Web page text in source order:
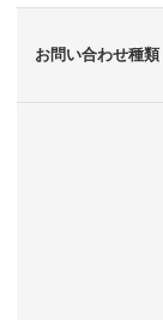
お問い合わせ種類